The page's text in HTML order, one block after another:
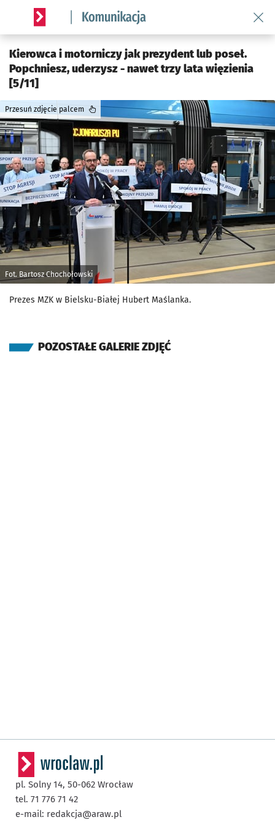
Serwis informacyjny wroclaw.pl podserwis: Komunikacja
Kierowca i motorniczy jak prezydent lub poseł.
Popchniesz, uderzysz - nawet trzy lata więzienia
[5/11]
Fot. Bartosz Chochołowski
Przesuń zdjęcie palcem
Prezes MZK w Bielsku-Białej Hubert Maślanka.
POZOSTAŁE GALERIE ZDJĘĆ
pl. Solny 14, 50-062 Wrocław
tel. 71 776 71 42
e-mail: redakcja@araw.pl